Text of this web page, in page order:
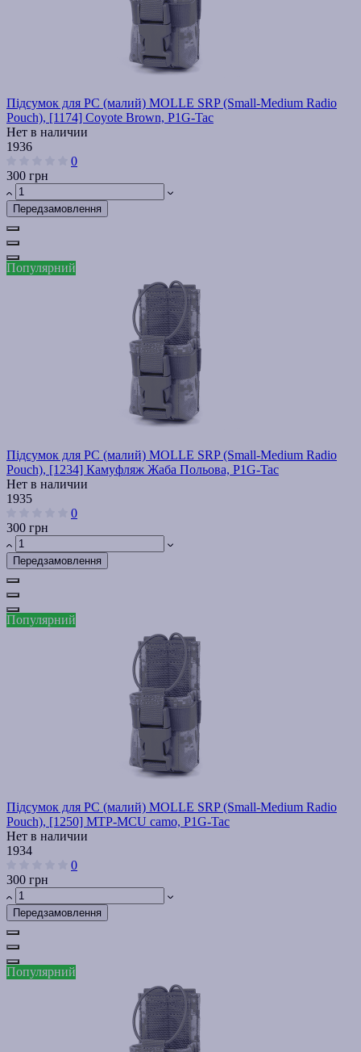
Підсумок для РС (малий) MOLLE SRP (Small-Medium Radio
Pouch), [1174] Coyote Brown, P1G-Tac
Нет в наличии
1936
0
300 грн
Передзамовлення
Популярний
Підсумок для РС (малий) MOLLE SRP (Small-Medium Radio
Pouch), [1234] Камуфляж Жаба Польова, P1G-Tac
Нет в наличии
1935
0
300 грн
Передзамовлення
Популярний
Підсумок для РС (малий) MOLLE SRP (Small-Medium Radio
Pouch), [1250] MTP-MCU camo, P1G-Tac
Нет в наличии
1934
0
300 грн
Передзамовлення
Популярний